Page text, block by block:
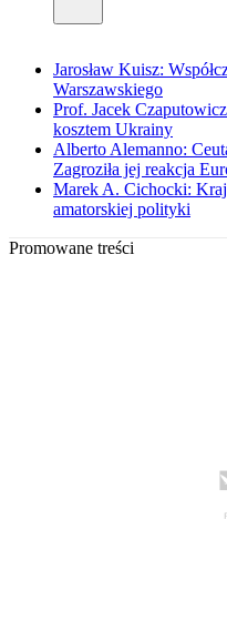
Jarosław Kuisz:
Warszawskiego
Prof. Jacek
kosztem Ukrainy
Alberto Alemanno:
Zagroziła jej reakcja
Marek A. Cichocki:
amatorskiej polityki
Promowane treści